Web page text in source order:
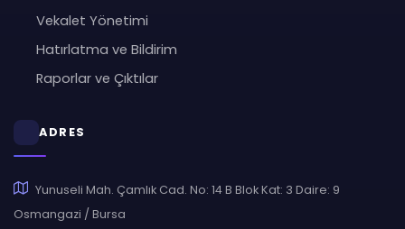
Vekalet Yönetimi
Hatırlatma ve Bildirim
Raporlar ve Çıktılar
ADRES
Yunuseli Mah. Çamlık Cad. No: 14 B Blok Kat: 3 Daire: 9
Osmangazi / Bursa